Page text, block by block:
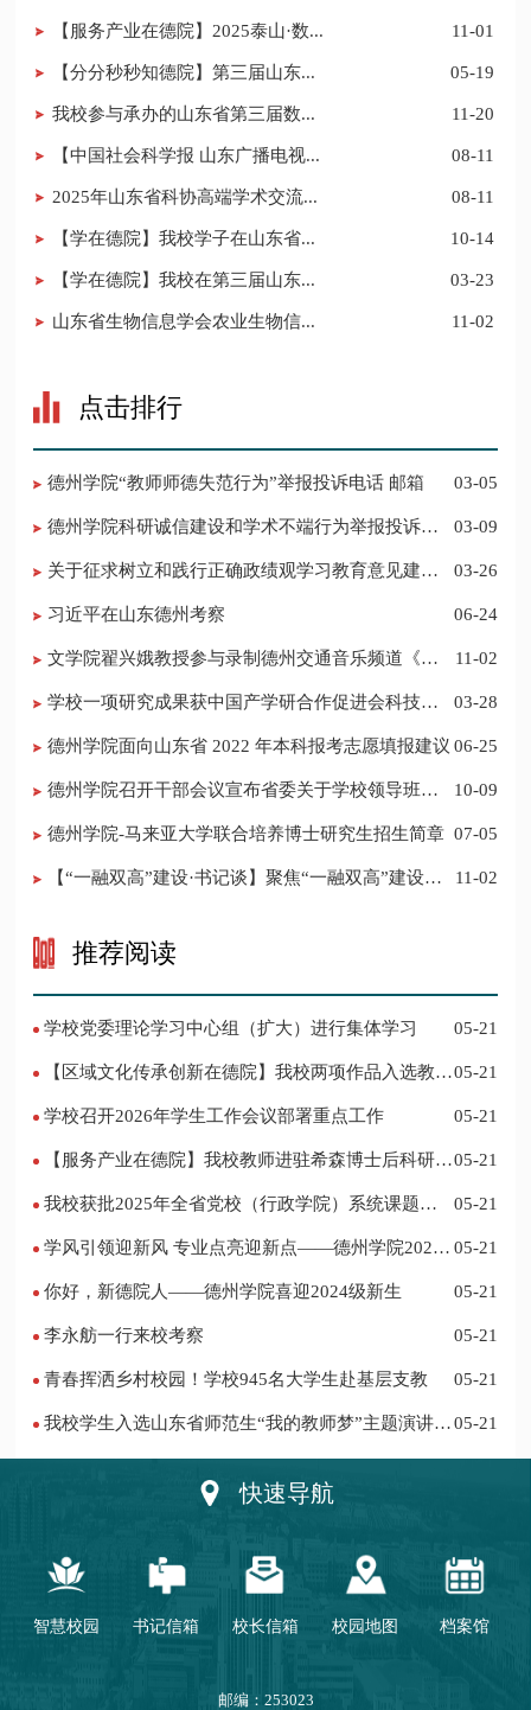
【服务产业在德院】2025泰山·数... 11-01
【分分秒秒知德院】第三届山东... 05-19
我校参与承办的山东省第三届数... 11-20
【中国社会科学报 山东广播电视... 08-11
2025年山东省科协高端学术交流... 08-11
【学在德院】我校学子在山东省... 10-14
【学在德院】我校在第三届山东... 03-23
山东省生物信息学会农业生物信... 11-02
点击排行
德州学院“教师师德失范行为”举报投诉电话 邮箱 03-05
德州学院科研诚信建设和学术不端行为举报投诉电
03-09
03-26
习近平在山东德州考察 06-24
​文学院翟兴娥教授参与录制德州交通音乐频道《科
11-02
学校一项研究成果获中国产学研合作促进会科技创
03-28
德州学院面向山东省 2022 年本科报考志愿填报建议 06-25
​德州学院召开干部会议宣布省委关于学校领导班子
10-09
德州学院-马来亚大学联合培养博士研究生招生简章 07-05
11-02
推荐阅读
学校党委理论学习中心组（扩大）进行集体学习 05-21
05-21
学校召开2026年学生工作会议部署重点工作 05-21
05-21
我校获批2025年全省党校（行政学院）系统课题立
05-21
学风引领迎新风 专业点亮迎新点——德州学院2024
05-21
你好，新德院人——德州学院喜迎2024级新生 05-21
李永舫一行来校考察 05-21
青春挥洒乡村校园！学校945名大学生赴基层支教 05-21
我校学生入选山东省师范生“我的教师梦”主题演讲活
05-21
快速导航
智慧校园 书记信箱 校长信箱 校园地图 档案馆
邮编：253023